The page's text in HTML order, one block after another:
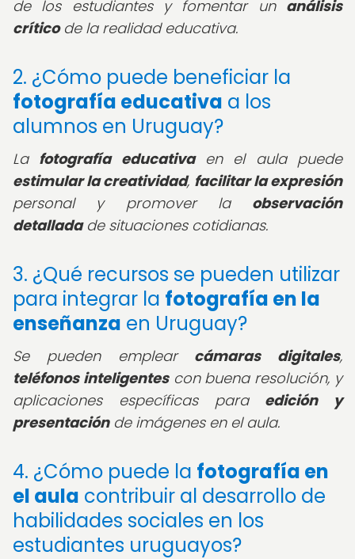
de los estudiantes y fomentar un análisis
críticode la realidad educativa.
2. ¿Cómo puede beneficiar la
fotografía educativa a los
alumnos en Uruguay?
La fotografía educativaen el aula puede
estimular la creatividad, facilitar la expresión
personal y promover la observación
detalladade situaciones cotidianas.
3. ¿Qué recursos se pueden utilizar
para integrar la fotografía en la
enseñanza en Uruguay?
Se pueden emplear cámaras digitales,
teléfonos inteligentescon buena resolución, y
aplicaciones específicas para edición y
presentaciónde imágenes en el aula.
4. ¿Cómo puede la fotografía en
el aula contribuir al desarrollo de
habilidades sociales en los
estudiantes uruguayos?